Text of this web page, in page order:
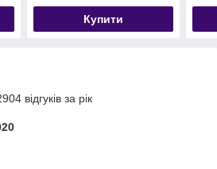
Купити
відгуків за рік